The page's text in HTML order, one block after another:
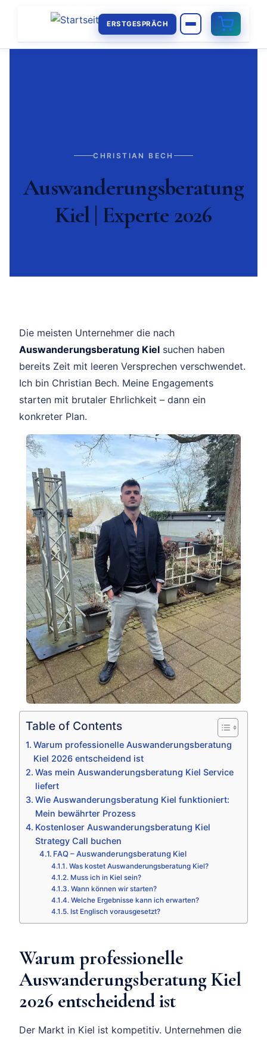
ERSTGESPRÄCH
CHRISTIAN BECH
Auswanderungsberatung
Kiel | Experte 2026
Die meisten Unternehmer die nach
Auswanderungsberatung Kiel suchen haben
bereits Zeit mit leeren Versprechen verschwendet.
Ich bin Christian Bech. Meine Engagements
starten mit brutaler Ehrlichkeit – dann ein
konkreter Plan.
Table of Contents
Warum professionelle Auswanderungsberatung
Kiel 2026 entscheidend ist
Was mein Auswanderungsberatung Kiel Service
liefert
Wie Auswanderungsberatung Kiel funktioniert:
Mein bewährter Prozess
Kostenloser Auswanderungsberatung Kiel
Strategy Call buchen
FAQ – Auswanderungsberatung Kiel
Was kostet Auswanderungsberatung Kiel?
Muss ich in Kiel sein?
Wann können wir starten?
Welche Ergebnisse kann ich erwarten?
Ist Englisch vorausgesetzt?
Warum professionelle
Auswanderungsberatung Kiel
2026 entscheidend ist
Der Markt in Kiel ist kompetitiv. Unternehmen die